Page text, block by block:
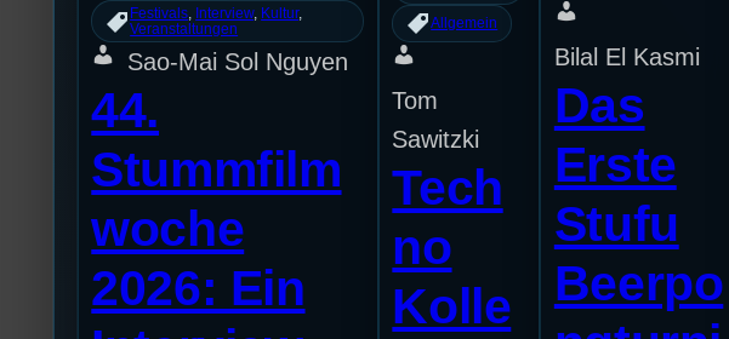
Festivals Interview, Kultur
Veranstaltungen
Sao-Mai Sol Nguyen
44.
Stummfilm
woche
2026: Ein
Allgemein
Tom
Sawitzki
Tech
no
Kolle
Bilal El Kasmi
Das
Erste
Stufu
Beerpo